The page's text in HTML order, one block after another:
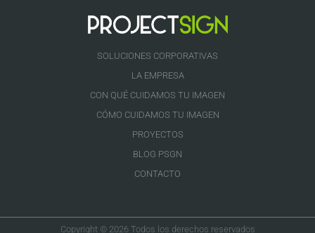
SOLUCIONES CORPORATIVAS
LA EMPRESA
CON QUÉ CUIDAMOS TU IMAGEN
CÓMO CUIDAMOS TU IMAGEN
PROYECTOS
BLOG PSGN
CONTACTO
Copyright © 2026 Todos los derechos reservados